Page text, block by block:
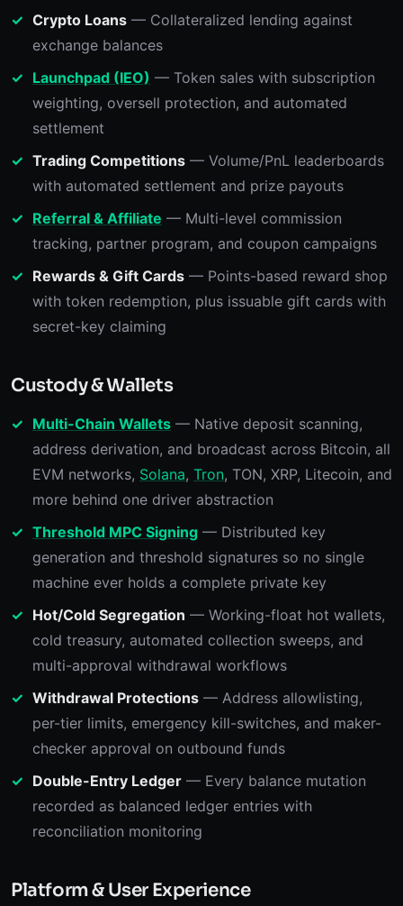
Crypto Loans — Collateralized lending against
exchange balances
Launchpad (IEO) — Token sales with subscription
weighting, oversell protection, and automated
settlement
Trading Competitions — Volume/PnL leaderboards
with automated settlement and prize payouts
Referral & Affiliate — Multi-level commission
tracking, partner program, and coupon campaigns
Rewards & Gift Cards — Points-based reward shop
with token redemption, plus issuable gift cards with
secret-key claiming
Custody & Wallets
Multi-Chain Wallets — Native deposit scanning,
address derivation, and broadcast across Bitcoin, all
EVM networks, Solana, Tron, TON, XRP, Litecoin, and
more behind one driver abstraction
Threshold MPC Signing — Distributed key
generation and threshold signatures so no single
machine ever holds a complete private key
Hot/Cold Segregation — Working-float hot wallets,
cold treasury, automated collection sweeps, and
multi-approval withdrawal workflows
Withdrawal Protections — Address allowlisting,
per-tier limits, emergency kill-switches, and maker-
checker approval on outbound funds
Double-Entry Ledger — Every balance mutation
recorded as balanced ledger entries with
reconciliation monitoring
Platform & User Experience